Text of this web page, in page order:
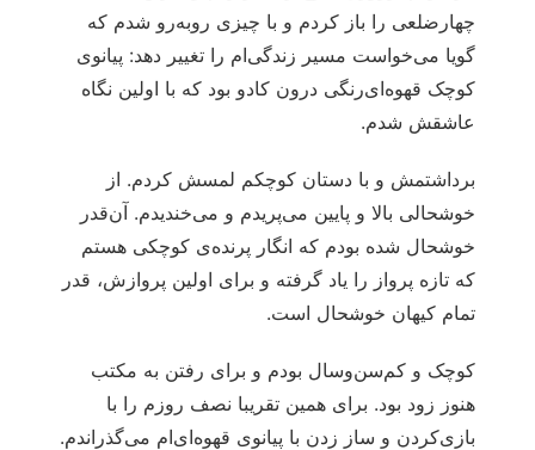
چهارضلعی را باز کردم و با چیزی روبه‌رو شدم که
گویا می‌خواست مسیر زندگی‌ام را تغییر دهد: پیانوی
کوچک قهوه‌ای‌رنگی درون کادو بود که با اولین نگاه
عاشقش شدم.
برداشتمش و با دستان کوچکم لمسش کردم. از
خوشحالی بالا و پایین می‌پریدم و می‌خندیدم. آن‌قدر
خوشحال شده بودم که انگار پرنده‌ی کوچکی هستم
که تازه پرواز را یاد گرفته و برای اولین پروازش، قدر
تمام کیهان خوشحال است.
کوچک و کم‌سن‌وسال بودم و برای رفتن به مکتب
هنوز زود بود. برای همین تقریبا نصف روزم را با
بازی‌کردن و ساز زدن با پیانوی قهوه‌ای‌ام می‌گذراندم.